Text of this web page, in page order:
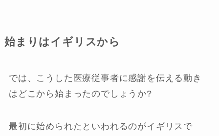
始まりはイギリスから
では、こうした医療従事者に感謝を伝える動き
はどこから始まったのでしょうか?
最初に始められたといわれるのがイギリスで